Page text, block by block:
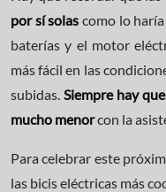
por sí solas como lo
baterías y el motor
más fácil en las
subidas. Siempre hay
mucho menorcon la
Para celebrar este
las bicis eléctricas más